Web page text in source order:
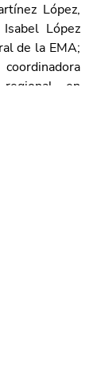
López,
López
de la EMA;
en